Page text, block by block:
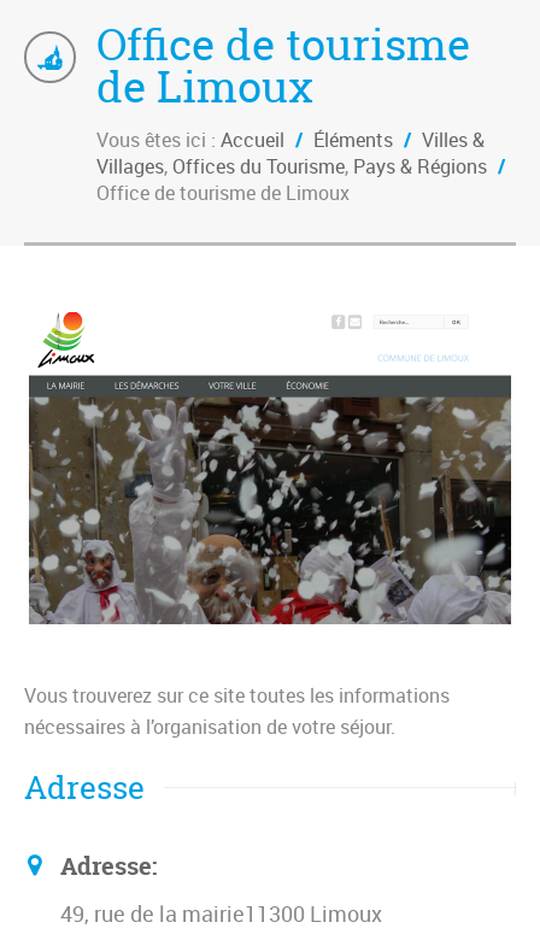
Office de tourisme
de Limoux
Vous êtes ici : Accueil / Éléments / Villes &
Villages, Offices du Tourisme, Pays & Régions /
Office de tourisme de Limoux
Vous trouverez sur ce site toutes les informations
nécessaires à l’organisation de votre séjour.
Adresse
Adresse:
49, rue de la mairie11300 Limoux